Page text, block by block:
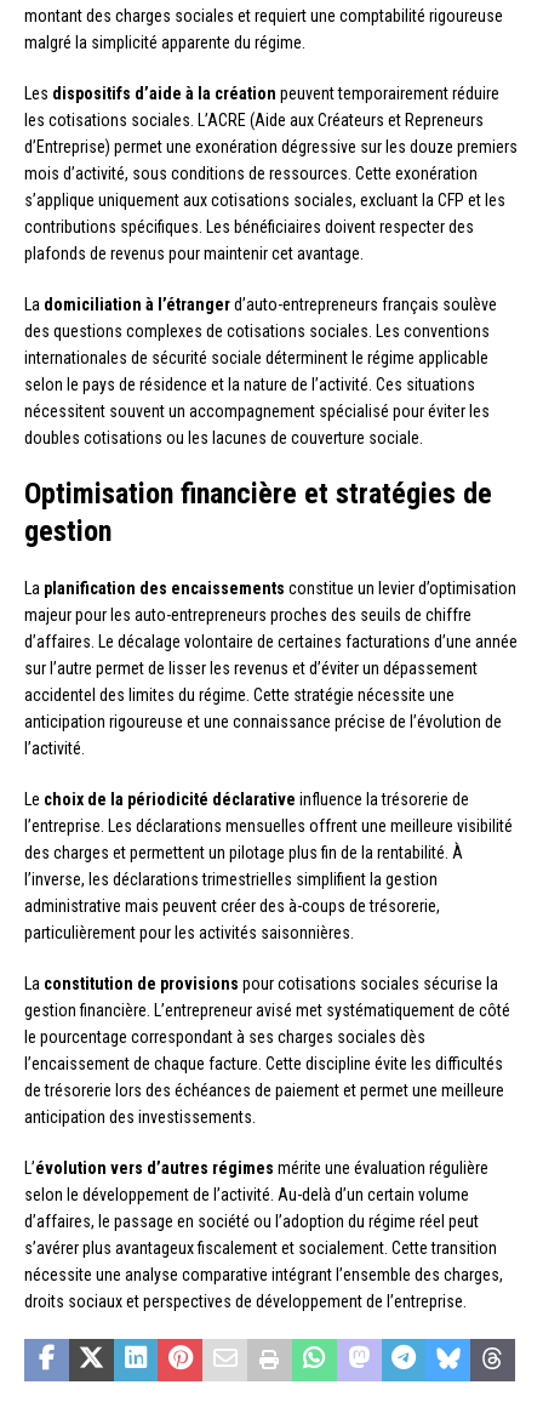
montant des charges sociales et requiert une comptabilité rigoureuse
malgré la simplicité apparente du régime.
Les dispositifs d’aide à la création peuvent temporairement réduire
les cotisations sociales. L’ACRE (Aide aux Créateurs et Repreneurs
d’Entreprise) permet une exonération dégressive sur les douze premiers
mois d’activité, sous conditions de ressources. Cette exonération
s’applique uniquement aux cotisations sociales, excluant la CFP et les
contributions spécifiques. Les bénéficiaires doivent respecter des
plafonds de revenus pour maintenir cet avantage.
La domiciliation à l’étrangerd’auto-entrepreneurs français soulève
des questions complexes de cotisations sociales. Les conventions
internationales de sécurité sociale déterminent le régime applicable
selon le pays de résidence et la nature de l’activité. Ces situations
nécessitent souvent un accompagnement spécialisé pour éviter les
doubles cotisations ou les lacunes de couverture sociale.
Optimisation financière et stratégies de
gestion
La planification des encaissements constitue un levier d’optimisation
majeur pour les auto-entrepreneurs proches des seuils de chiffre
d’affaires. Le décalage volontaire de certaines facturations d’une année
sur l’autre permet de lisser les revenus et d’éviter un dépassement
accidentel des limites du régime. Cette stratégie nécessite une
anticipation rigoureuse et une connaissance précise de l’évolution de
l’activité.
Le choix de la périodicité déclarative influence la trésorerie de
l’entreprise. Les déclarations mensuelles offrent une meilleure visibilité
des charges et permettent un pilotage plus fin de la rentabilité. À
l’inverse, les déclarations trimestrielles simplifient la gestion
administrative mais peuvent créer des à-coups de trésorerie,
particulièrement pour les activités saisonnières.
La constitution de provisions pour cotisations sociales sécurise la
gestion financière. L’entrepreneur avisé met systématiquement de côté
le pourcentage correspondant à ses charges sociales dès
l’encaissement de chaque facture. Cette discipline évite les difficultés
de trésorerie lors des échéances de paiement et permet une meilleure
anticipation des investissements.
L’évolution vers d’autres régimes mérite une évaluation régulière
selon le développement de l’activité. Au-delà d’un certain volume
d’affaires, le passage en société ou l’adoption du régime réel peut
s’avérer plus avantageux fiscalement et socialement. Cette transition
nécessite une analyse comparative intégrant l’ensemble des charges,
droits sociaux et perspectives de développement de l’entreprise.